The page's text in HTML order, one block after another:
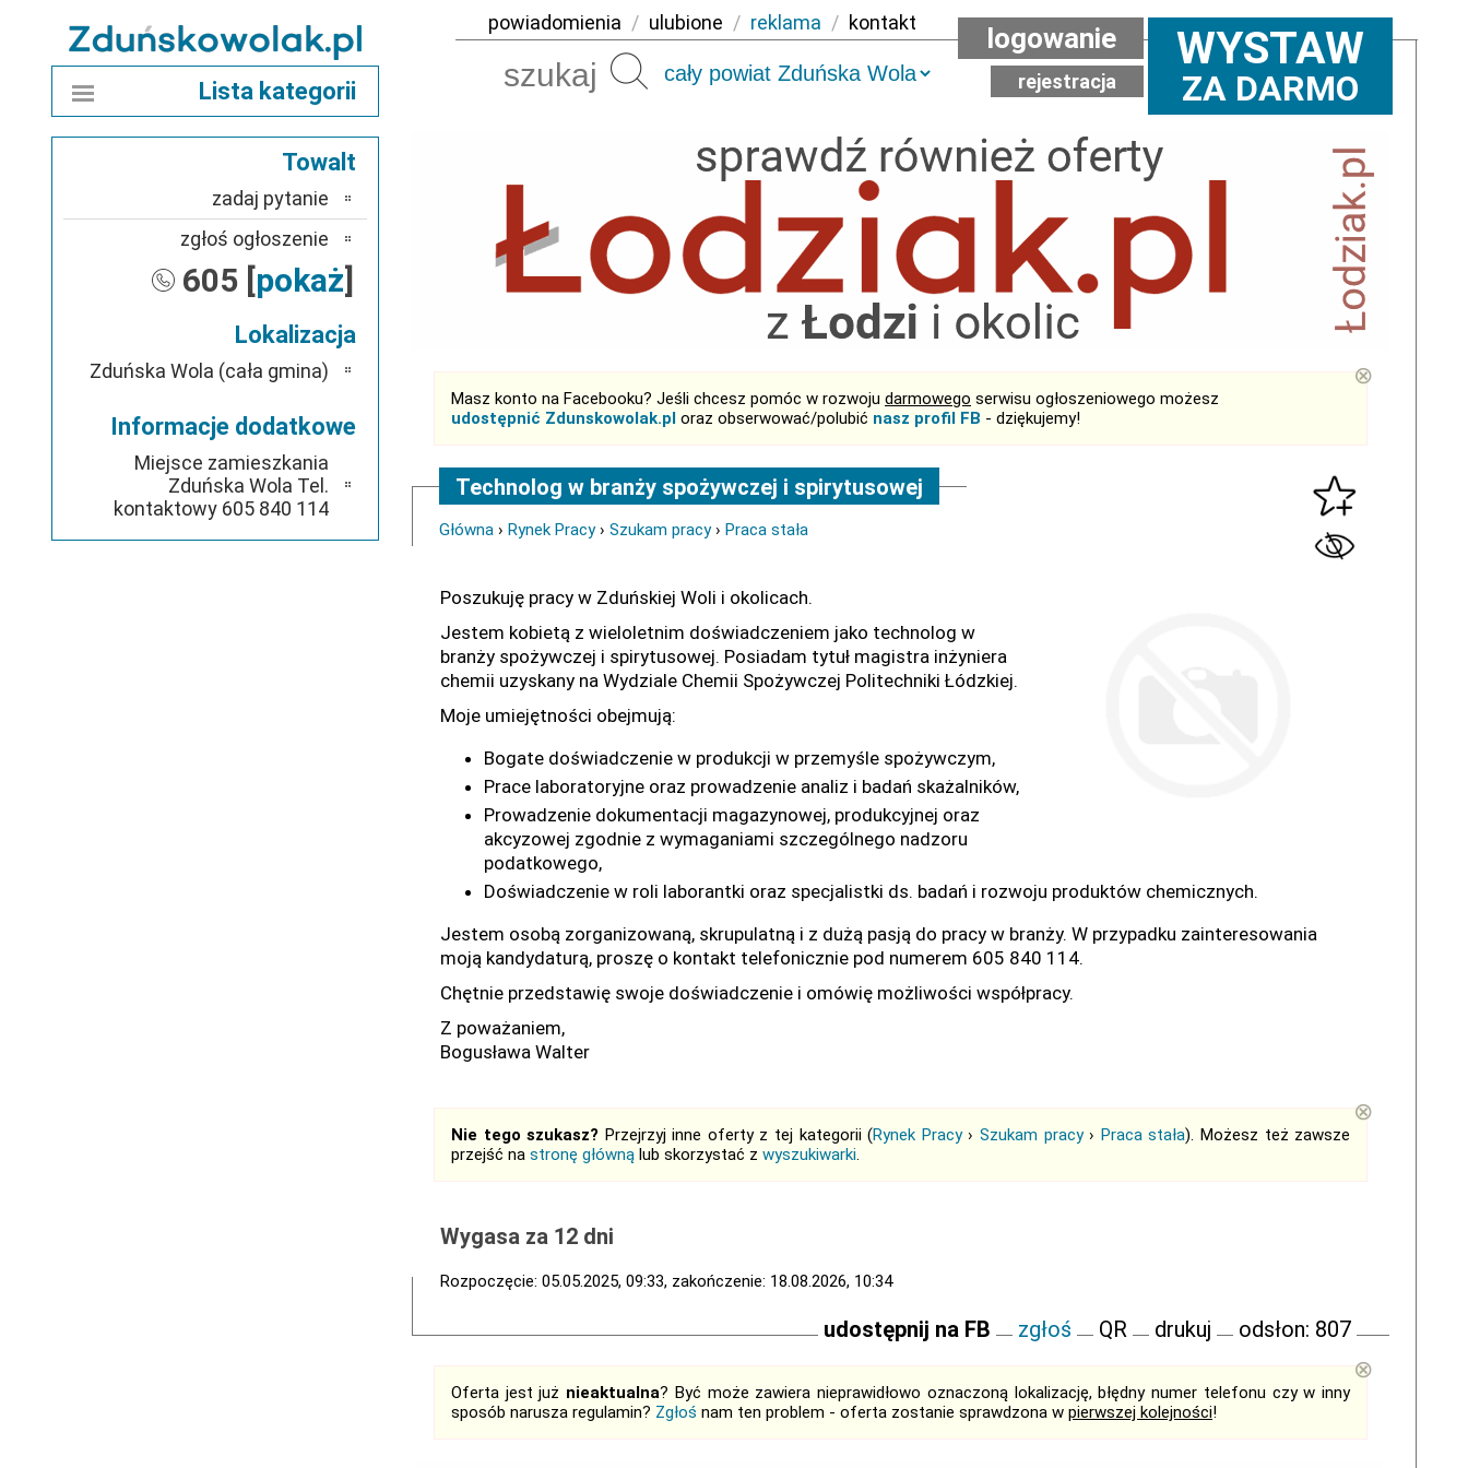
powiadomienia / ulubione / reklama / kontakt
Szukaj WYSTAW
ZA DARMO
logowanie
rejestracja
Masz konto na Facebooku? Jeśli chcesz pomóc w rozwoju darmowego serwisu ogłoszeniowego możesz
udostępnić Zdunskowolak.pl oraz obserwować/polubić nasz profil FB - dziękujemy!
⊗
Technolog w branży spożywczej i spirytusowej
Główna › Rynek Pracy› Szukam pracy› Praca stała
Poszukuję pracy w Zduńskiej Woli i okolicach.
Jestem kobietą z wieloletnim doświadczeniem jako technolog w
branży spożywczej i spirytusowej. Posiadam tytuł magistra inżyniera
chemii uzyskany na Wydziale Chemii Spożywczej Politechniki Łódzkiej.
Moje umiejętności obejmują:
Bogate doświadczenie w produkcji w przemyśle spożywczym,
Prace laboratoryjne oraz prowadzenie analiz i badań skażalników,
Prowadzenie dokumentacji magazynowej, produkcyjnej oraz
akcyzowej zgodnie z wymaganiami szczególnego nadzoru
podatkowego,
Doświadczenie w roli laborantki oraz specjalistki ds. badań i rozwoju produktów chemicznych.
Jestem osobą zorganizowaną, skrupulatną i z dużą pasją do pracy w branży. W przypadku zainteresowania
moją kandydaturą, proszę o kontakt telefonicznie pod numerem 605 840 114.
Chętnie przedstawię swoje doświadczenie i omówię możliwości współpracy.
Z poważaniem,
Bogusława Walter
Nie tego szukasz? Przejrzyj inne oferty z tej kategorii (Rynek Pracy› Szukam pracy› Praca stała). Możesz też zawsze
przejść na stronę główną lub skorzystać z wyszukiwarki.
⊗
Wygasa za 12 dni
Rozpoczęcie: 05.05.2025, 09:33, zakończenie: 18.08.2026, 10:34
udostępnij na FB zgłoś QR drukuj odsłon: 807
Oferta jest już nieaktualna? Być może zawiera nieprawidłowo oznaczoną lokalizację, błędny numer telefonu czy w inny
sposób narusza regulamin? Zgłoś nam ten problem - oferta zostanie sprawdzona w pierwszej kolejności!
⊗
Lista kategorii
Towalt
zadaj pytanie
zgłoś ogłoszenie
605 [pokaż]
Lokalizacja
Zduńska Wola (cała gmina)
Informacje dodatkowe
Miejsce zamieszkania
Zduńska Wola Tel.
kontaktowy 605 840 114